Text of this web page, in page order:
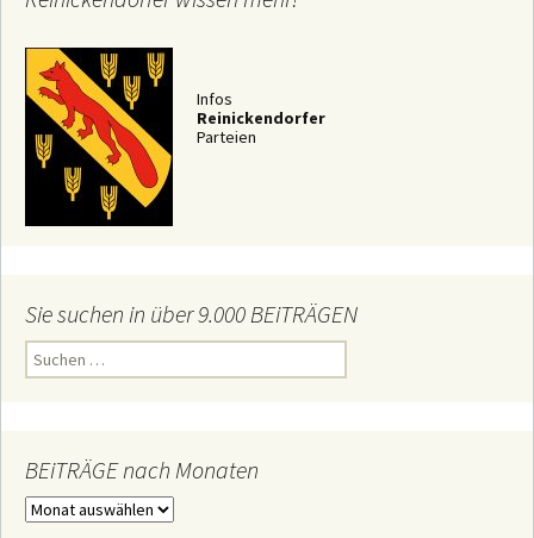
Infos
Reinickendorfer
Parteien
Sie suchen in über 9.000 BEiTRÄGEN
n
a
c
h
BEiTRÄGE nach Monaten
B
E